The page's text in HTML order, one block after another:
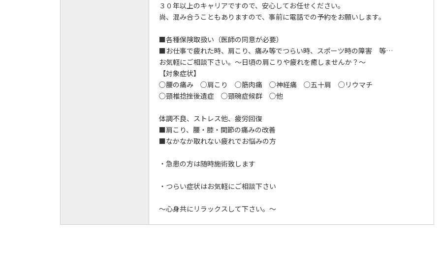
３０年以上のキャリアですので、安心してお任せください。
尚、混み合うこともありますので、事前に電話での予約をお願いします。
■各種保険取扱い（医師の同意が必要）
■お仕事で疲れた時、肩こり、痛み等でつらい時、スポーツ時の障害 等…
お気軽にご相談下さい。～日頃の肩こりや疲れを癒しませんか？～
【対象症状】
○腰の痛み ○肩こり ○筋肉痛 ○神経痛 ○五十肩 ○リウマチ
○頸椎捻挫後遺症 ○頸碗症候群 ○他
体調不良、ストレス他、疲労回復
■肩こり、腰・膝・関節の痛みの改善
■なかなか取れない疲れでお悩みの方
・急患の方は随時施術致します
・つらい症状はお気軽にご相談下さい
～心身共にリラックスして下さい。～